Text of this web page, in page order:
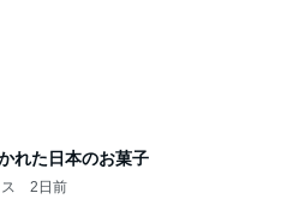
れた日本のお菓子
2日前